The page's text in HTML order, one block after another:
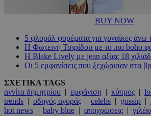
BUY NOW
5 φλοράλ φορέματα για γυναίκες άνω
Η Φωτεινή Τσιρίδου με το πιο boho
Η Blake Lively με jean αξίας 18
Οι 5 εμφανίσεις που ξεχώρισαν στα
ΣΧΕΤΙΚΑ TAGS
αννίτα δημητρίου | εμφάνιση | κύπρος |
trends | οδηγός αγοράς | celebs | gossip |
hot news | baby blue | αποχρώσεις |